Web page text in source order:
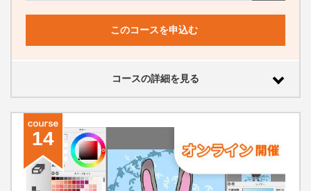
このコースを申込む
コースの詳細を見る
14